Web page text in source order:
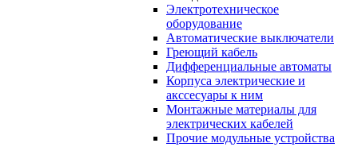
Электротехническое
оборудование
Автоматические выключатели
Греющий кабель
Дифференциальные автоматы
Корпуса электрические и
акссесуары к ним
Монтажные материалы для
электрических кабелей
Прочие модульные устройства